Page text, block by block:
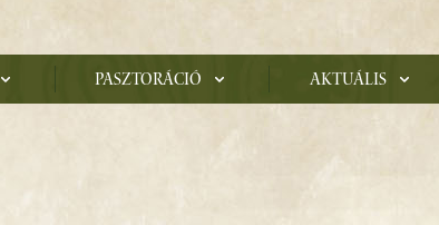
Pasztoráció Aktuális